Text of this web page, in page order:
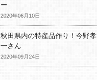
ー
2020年06月10日
秋田県内の特産品作り！今野孝
一さん
2020年09月24日